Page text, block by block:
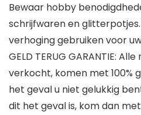
Bewaar hobby
schrijfwaren en
verhoging gebruiken voor
GELD TERUG GARANTIE:
verkocht, komen met 100%
het geval u niet gelukkig
dit het geval is, kom dan